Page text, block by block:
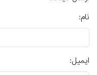
نام:
ایمیل: